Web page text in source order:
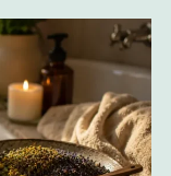
Intenção